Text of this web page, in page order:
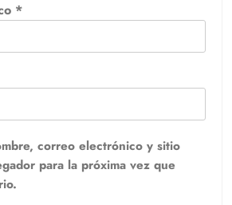
*
correo electrónico y sitio
para la próxima vez que